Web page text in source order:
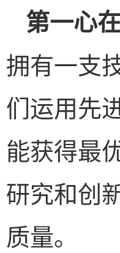
第一心
拥有一支
们运用先
能获得最
研究和创
质量。